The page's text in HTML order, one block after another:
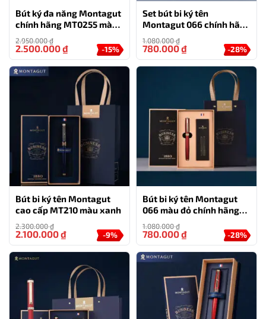
Bút ký đa năng Montagut
chính hãng MT0255 màu
trắng
2.950.000₫
-15%
2.500.000₫
Set bút bi ký tên
Montagut 066 chính hãng
màu vàng dập vân
1.080.000₫
-28%
780.000₫
Bút bi ký tên Montagut
cao cấp MT210 màu xanh
2.300.000₫
-9%
2.100.000₫
Bút bi ký tên Montagut
066 màu đỏ chính hãng
cao cấp tặng kèm 2 ngòi
thay thế
1.080.000₫
-28%
780.000₫